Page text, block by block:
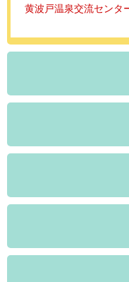
黄波戸温泉交流センタ